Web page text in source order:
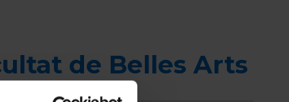
de Belles Arts